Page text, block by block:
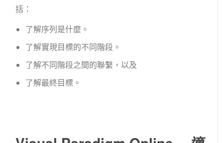
括：
了解序列是什麼。
了解實現目標的不同階段。
了解不同階段之間的聯繫，以及
了解最終目標。